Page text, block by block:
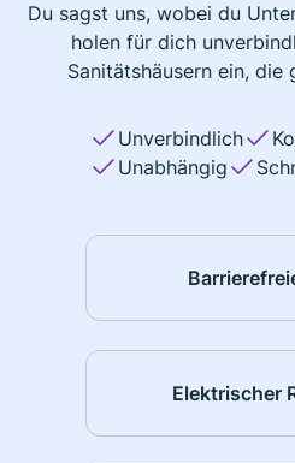
Du sagst uns, wobei du
holen für dich
Sanitätshäusern ein, die
Unverbindlich
Unabhängig
Elektrischer